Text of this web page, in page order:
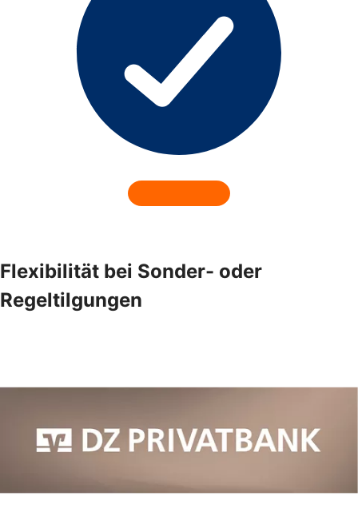
Flexibilität bei Sonder- oder
Regeltilgungen